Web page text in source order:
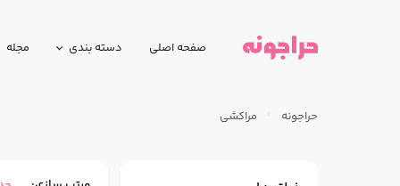
صفحه اصلی دسته بندی مجله
حراجونه مراکشی